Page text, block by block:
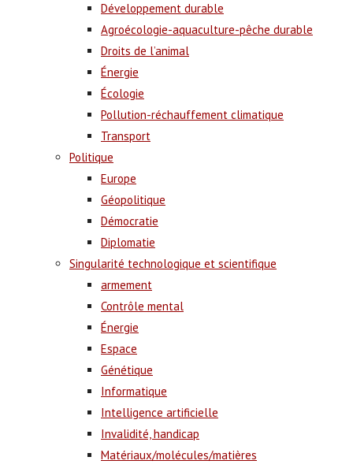
Développement durable
Agroécologie-aquaculture-pêche durable
Droits de l’animal
Énergie
Écologie
Pollution-réchauffement climatique
Transport
Politique
Europe
Géopolitique
Démocratie
Diplomatie
Singularité technologique et scientifique
armement
Contrôle mental
Énergie
Espace
Génétique
Informatique
Intelligence artificielle
Invalidité, handicap
Matériaux/molécules/matières